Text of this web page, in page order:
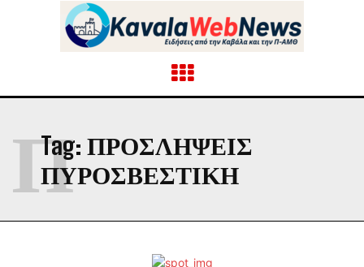
Tag: ΠΡΟΣΛΗΨΕΙΣ
ΠΥΡΟΣΒΕΣΤΙΚΗ
Π